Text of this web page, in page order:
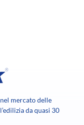
mercato delle
da quasi 30